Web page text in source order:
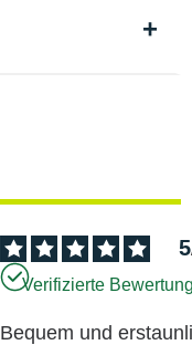
5
Verifizierte
Bequem und